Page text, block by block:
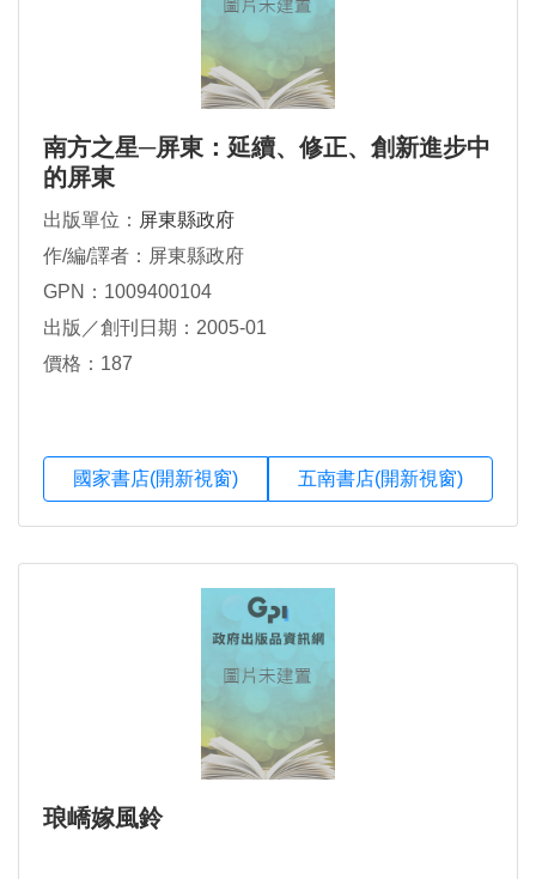
南方之星─屏東：延續、修正、創新進步中
的屏東
出版單位： 屏東縣政府
作/編/譯者：屏東縣政府
GPN：1009400104
出版／創刊日期：2005-01
價格：187
國家書店(開新視窗) 五南書店(開新視窗)
琅嶠嫁風鈴